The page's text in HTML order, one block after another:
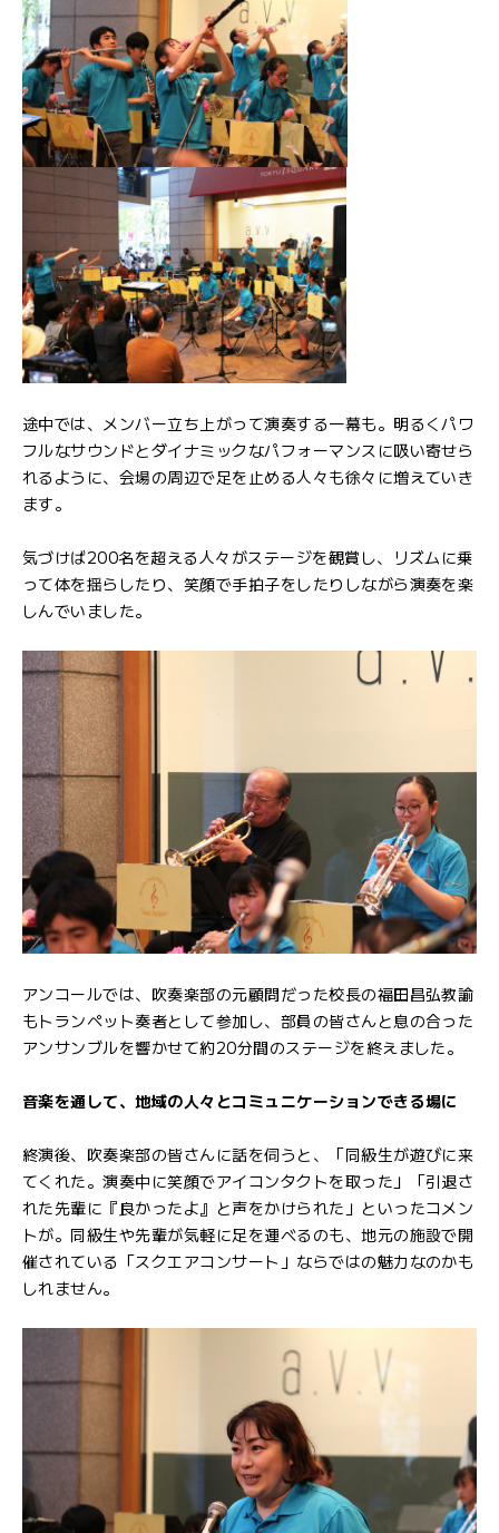
途中では、メンバー立ち上がって演奏する一幕も。明るくパワ
フルなサウンドとダイナミックなパフォーマンスに吸い寄せら
れるように、会場の周辺で足を止める人々も徐々に増えていき
ます。
気づけば200名を超える人々がステージを観賞し、リズムに乗
って体を揺らしたり、笑顔で手拍子をしたりしながら演奏を楽
しんでいました。
アンコールでは、吹奏楽部の元顧問だった校長の福田昌弘教諭
もトランペット奏者として参加し、部員の皆さんと息の合った
アンサンブルを響かせて約20分間のステージを終えました。
音楽を通して、地域の人々とコミュニケーションできる場に
終演後、吹奏楽部の皆さんに話を伺うと、「同級生が遊びに来
てくれた。演奏中に笑顔でアイコンタクトを取った」「引退さ
れた先輩に『良かったよ』と声をかけられた」といったコメン
トが。同級生や先輩が気軽に足を運べるのも、地元の施設で開
催されている「スクエアコンサート」ならではの魅力なのかも
しれません。